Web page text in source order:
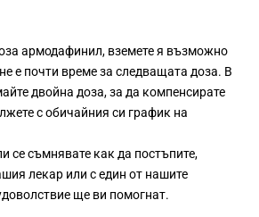
армодафинил, вземете я възможно
е почти време за следващата доза. В
двойна доза, за да компенсирате
с обичайния си график на
се съмнявате как да постъпите,
лекар или с един от нашите
ще ви помогнат.